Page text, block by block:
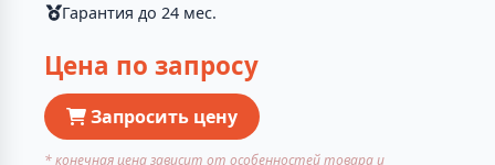
Гарантия до 24 мес.
Цена по запросу
Запросить цену
* конечная цена зависит от особенностей товара и